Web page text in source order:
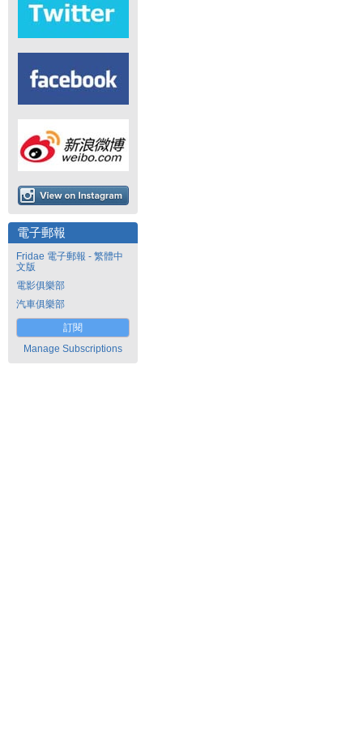
電子郵報
Fridae 電子郵報 - 繁體中
文版
電影俱樂部
汽車俱樂部
訂閱
Manage Subscriptions